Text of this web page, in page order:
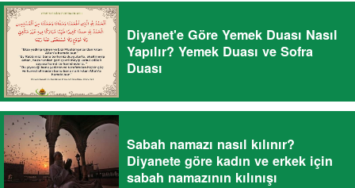
Diyanet'e Göre Yemek Duası Nasıl
Yapılır? Yemek Duası ve Sofra
Duası
Sabah namazı nasıl kılınır?
Diyanete göre kadın ve erkek için
sabah namazının kılınışı